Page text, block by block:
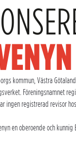
kommun, Västra
Föreningsnamnet
ingen registrerad revisor
en oberoende och